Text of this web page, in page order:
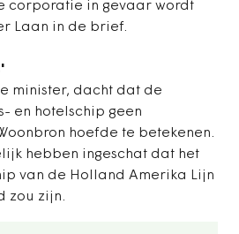
corporatie in gevaar wordt
Laan in de brief.
minister, dacht dat de
en hotelschip geen
hoefde te betekenen.
hebben ingeschat dat het
van de Holland Amerika Lijn
zou zijn.